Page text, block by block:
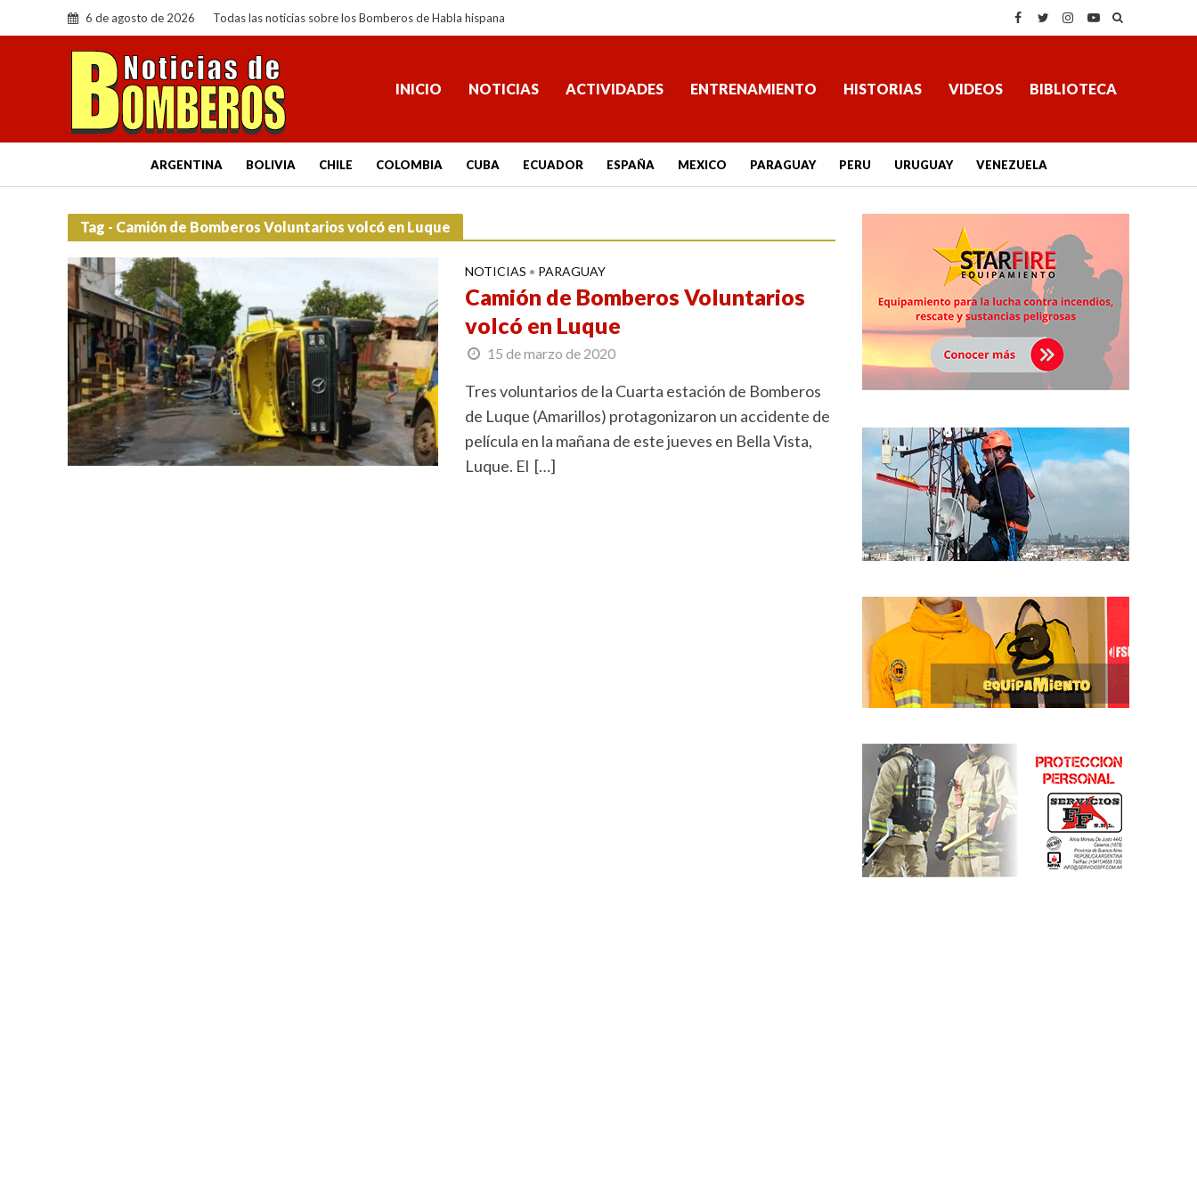
6 de agosto de 2026 Todas las noticias sobre los Bomberos de Habla hispana
INICIO NOTICIAS ACTIVIDADES ENTRENAMIENTO HISTORIAS VIDEOS BIBLIOTECA
ARGENTINA BOLIVIA CHILE COLOMBIA CUBA ECUADOR ESPAÑA MEXICO PARAGUAY PERU URUGUAY VENEZUELA
Tag - Camión de Bomberos Voluntarios volcó en Luque
NOTICIAS • PARAGUAY
Camión de Bomberos Voluntarios
volcó en Luque
15 de marzo de 2020
Tres voluntarios de la Cuarta estación de Bomberos
de Luque (Amarillos) protagonizaron un accidente de
película en la mañana de este jueves en Bella Vista,
Luque. El […]